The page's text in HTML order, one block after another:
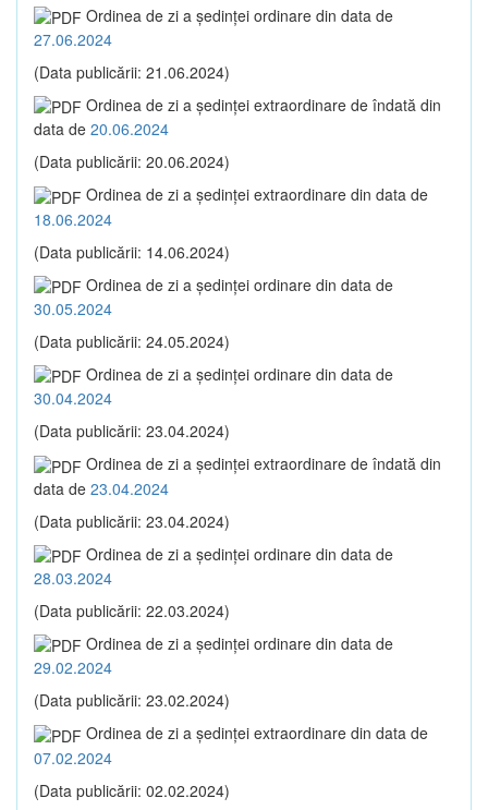
Ordinea de zi a şedinţei ordinare din data de
27.06.2024
(Data publicării: 21.06.2024)
Ordinea de zi a şedinţei extraordinare de îndată din
data de 20.06.2024
(Data publicării: 20.06.2024)
Ordinea de zi a şedinţei extraordinare din data de
18.06.2024
(Data publicării: 14.06.2024)
Ordinea de zi a şedinţei ordinare din data de
30.05.2024
(Data publicării: 24.05.2024)
Ordinea de zi a şedinţei ordinare din data de
30.04.2024
(Data publicării: 23.04.2024)
Ordinea de zi a şedinţei extraordinare de îndată din
data de 23.04.2024
(Data publicării: 23.04.2024)
Ordinea de zi a şedinţei ordinare din data de
28.03.2024
(Data publicării: 22.03.2024)
Ordinea de zi a şedinţei ordinare din data de
29.02.2024
(Data publicării: 23.02.2024)
Ordinea de zi a şedinţei extraordinare din data de
07.02.2024
(Data publicării: 02.02.2024)